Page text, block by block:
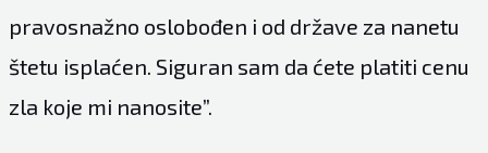
pravosnažno oslobođen i od države za nanetu
štetu isplaćen. Siguran sam da ćete platiti cenu
zla koje mi nanosite”.